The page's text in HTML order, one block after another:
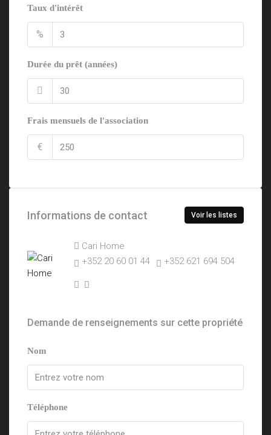
Taux d'intérêt
%
Durée du prêt (années)
Frais mensuels de l'association
€
Informations de contact Voir les listes
Cari Home
+352 20 60 01 44
+352 621 694 504
Demande de renseignements sur cette propriété
Nom
Téléphone